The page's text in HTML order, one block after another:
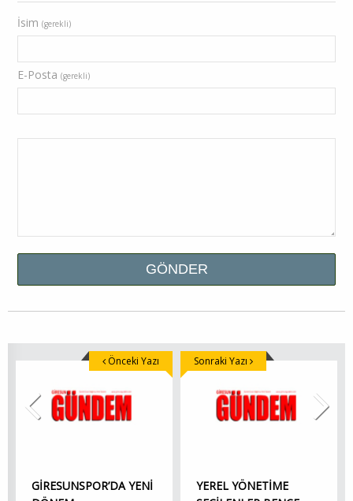
İsim (gerekli)
E-Posta (gerekli)
GİRESUNSPOR’DA YENİ
Önceki Yazı
YEREL YÖNETİME
Sonraki Yazı